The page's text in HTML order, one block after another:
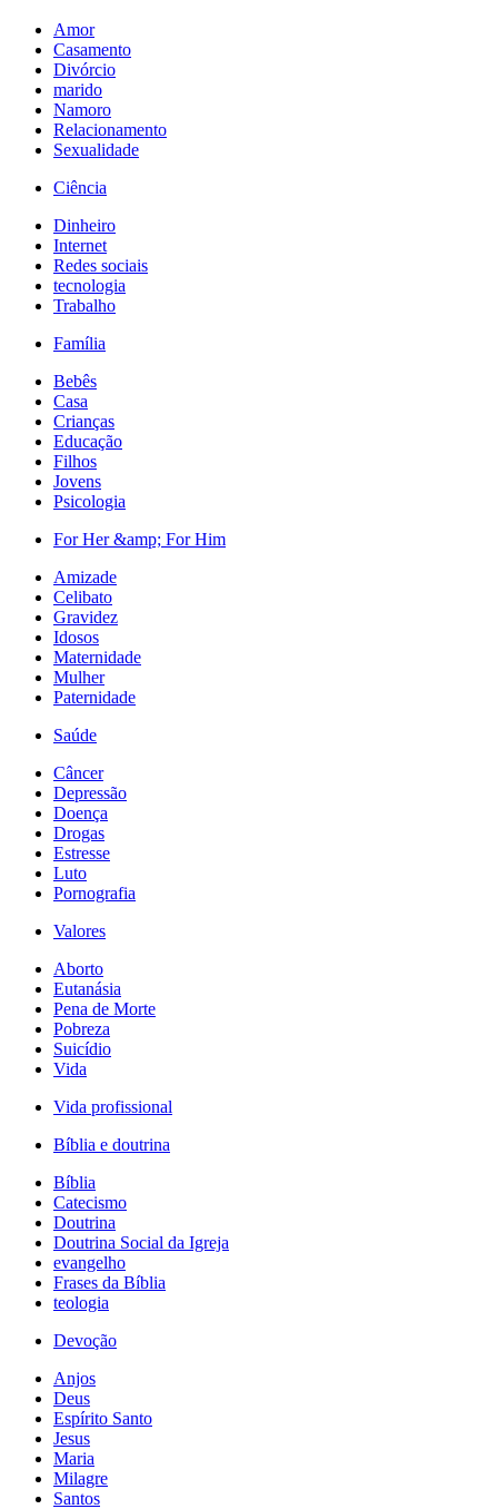
Amor
Casamento
Divórcio
marido
Namoro
Relacionamento
Sexualidade
Ciência
Dinheiro
Internet
Redes sociais
tecnologia
Trabalho
Família
Bebês
Casa
Crianças
Educação
Filhos
Jovens
Psicologia
For Her &amp; For Him
Amizade
Celibato
Gravidez
Idosos
Maternidade
Mulher
Paternidade
Saúde
Câncer
Depressão
Doença
Drogas
Estresse
Luto
Pornografia
Valores
Aborto
Eutanásia
Pena de Morte
Pobreza
Suicídio
Vida
Vida profissional
Bíblia e doutrina
Bíblia
Catecismo
Doutrina
Doutrina Social da Igreja
evangelho
Frases da Bíblia
teologia
Devoção
Anjos
Deus
Espírito Santo
Jesus
Maria
Milagre
Santos